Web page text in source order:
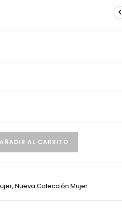
AÑADIR AL CARRITO
,Nueva Colección Mujer